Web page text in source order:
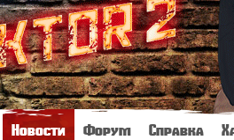
Новости Форум Справка